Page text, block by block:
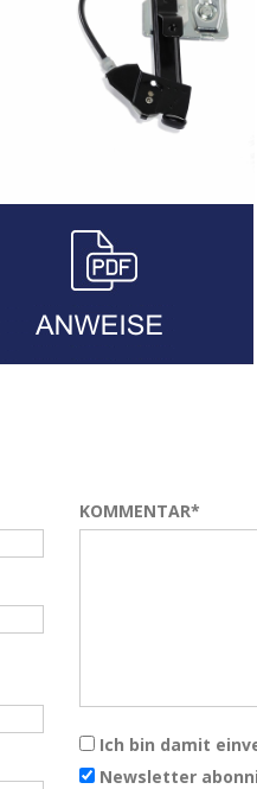
KOMMENTAR*
Ich bin damit
Newsletter